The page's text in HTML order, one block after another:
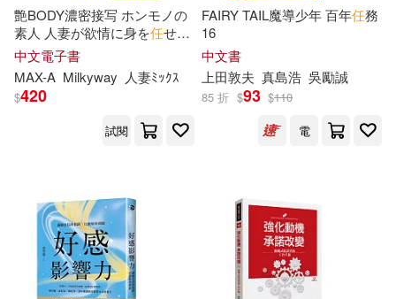
家居生活(2295) 美食(1159)
3C(5892) 家電(862)
設計文具(1113)
日用清潔(414)
鼎文公職名師群(243)
本書編寫組(173)
尾田榮一郎(146)
《親歷者》編輯部(140)
中國法制出版社(140)
展開
出版社 (可複選)
科學出版社(1546)
艶BODY濃密接写 ホンモノの
素人 人妻が欲情に身を任せる
昼下がり (電子書)
中文電子書
MAX-A Milkyway 人妻ﾐｯｸｽ
$420
試閱
FAIRY TAIL魔導少年 百年任務
16
中文書
上田敦夫 真島浩 吳勵誠
85 折 $93 $110
電